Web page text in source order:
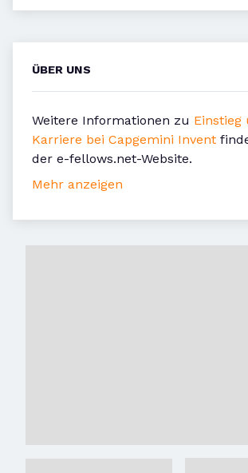
ÜBER UNS
Weitere Informationen zu Einstieg
Karriere bei Capgemini Invent
der e-fellows.net-Website.
Mehr anzeigen